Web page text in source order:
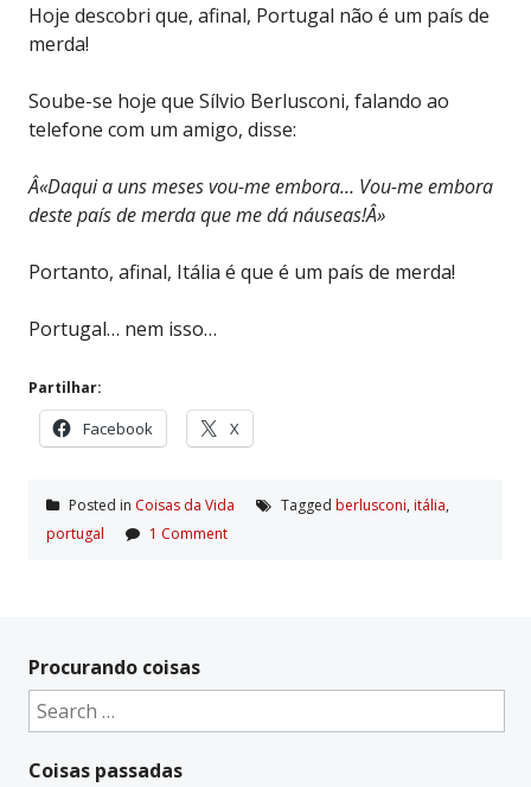
Hoje descobri que, afinal, Portugal não é um país de
merda!
Soube-se hoje que Sílvio Berlusconi, falando ao
telefone com um amigo, disse:
Â«Daqui a uns meses vou-me embora… Vou-me embora
deste país de merda que me dá náuseas!Â»
Portanto, afinal, Itália é que é um país de merda!
Portugal… nem isso…
Partilhar:
Facebook X
Posted in Coisas da Vida Tagged berlusconi, itália,
portugal
1 Comment
Procurando coisas
Search
for:
Coisas passadas